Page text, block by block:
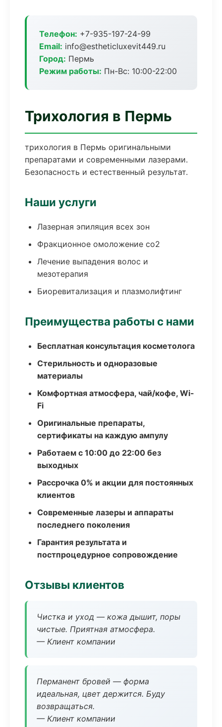
Телефон: +7-935-197-24-99
Email: info@estheticluxevit449.ru
Город: Пермь
Режим работы: Пн-Вс: 10:00-22:00
Трихология в Пермь
трихология в Пермь оригинальными
препаратами и современными лазерами.
Безопасность и естественный результат.
Наши услуги
Лазерная эпиляция всех зон
Фракционное омоложение co2
Лечение выпадения волос и
мезотерапия
Биоревитализация и плазмолифтинг
Преимущества работы с нами
Бесплатная консультация косметолога
Стерильность и одноразовые
материалы
Комфортная атмосфера, чай/кофе, Wi-
Fi
Оригинальные препараты,
сертификаты на каждую ампулу
Работаем с 10:00 до 22:00 без
выходных
Рассрочка 0% и акции для постоянных
клиентов
Современные лазеры и аппараты
последнего поколения
Гарантия результата и
постпроцедурное сопровождение
Отзывы клиентов
Чистка и уход — кожа дышит, поры
чистые. Приятная атмосфера.
— Клиент компании
Перманент бровей — форма
идеальная, цвет держится. Буду
возвращаться.
— Клиент компании